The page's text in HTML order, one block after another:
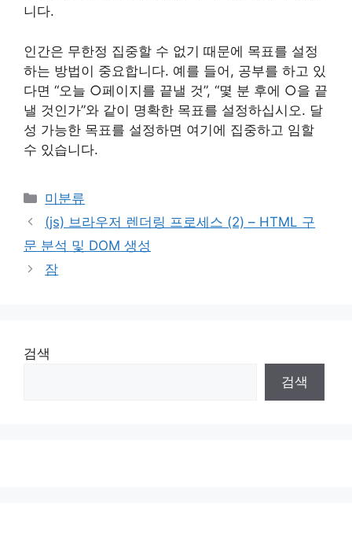
니다.
인간은 무한정 집중할 수 없기 때문에 목표를 설정
하는 방법이 중요합니다. 예를 들어, 공부를 하고 있
다면 “오늘 ○페이지를 끝낼 것”, “몇 분 후에 ○을 끝
낼 것인가”와 같이 명확한 목표를 설정하십시오. 달
성 가능한 목표를 설정하면 여기에 집중하고 임할
수 있습니다.
Categories
미분류
(js) 브라우저 렌더링 프로세스 (2) – HTML 구
문 분석 및 DOM 생성
잠
검색
검색